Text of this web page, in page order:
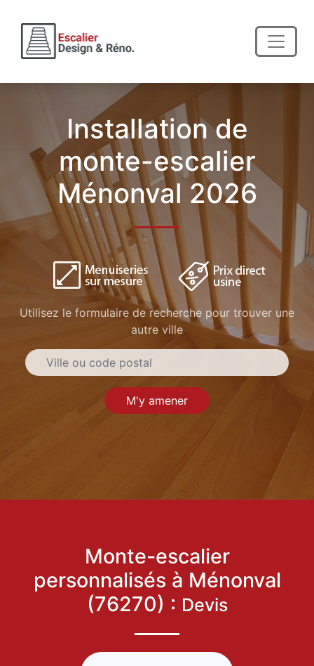
Installation de
monte-escalier
Ménonval 2026
Utilisez le formulaire de recherche pour trouver une
autre ville
M'y amener
Monte-escalier
personnalisés à Ménonval
(76270) : Devis